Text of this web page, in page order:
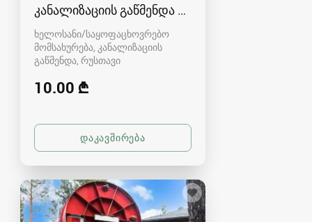
კანალიზაციის გაწმენდა რუსთავში - 591004680
ხელოსანი/საყოფაცხოვრებო
მომსახურება, კანალიზაციის
გაწმენდა რუსთავი
10.00 ₾